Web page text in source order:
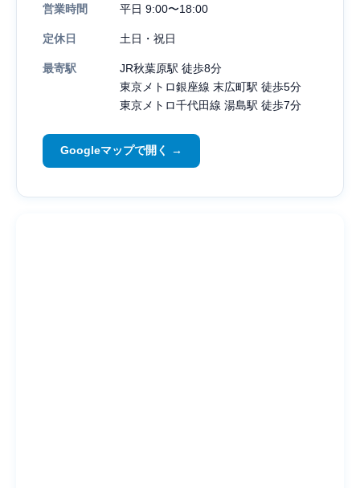
営業時間 平日 9:00〜18:00
定休日 土日・祝日
最寄駅
JR秋葉原駅 徒歩8分
東京メトロ銀座線 末広町駅 徒歩5分
東京メトロ千代田線 湯島駅 徒歩7分
Googleマップで開く →